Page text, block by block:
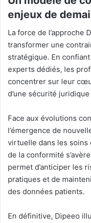
enjeux de
La force de l’approche
transformer une
stratégique. En
experts dédiés, les
concentrer sur leur
d’une sécurité
Face aux évolutions
l’émergence de
virtuelle dans les soins
de la conformité
permet d’anticiper les
pratiques et de
des données patients.
En définitive, Dipeeo